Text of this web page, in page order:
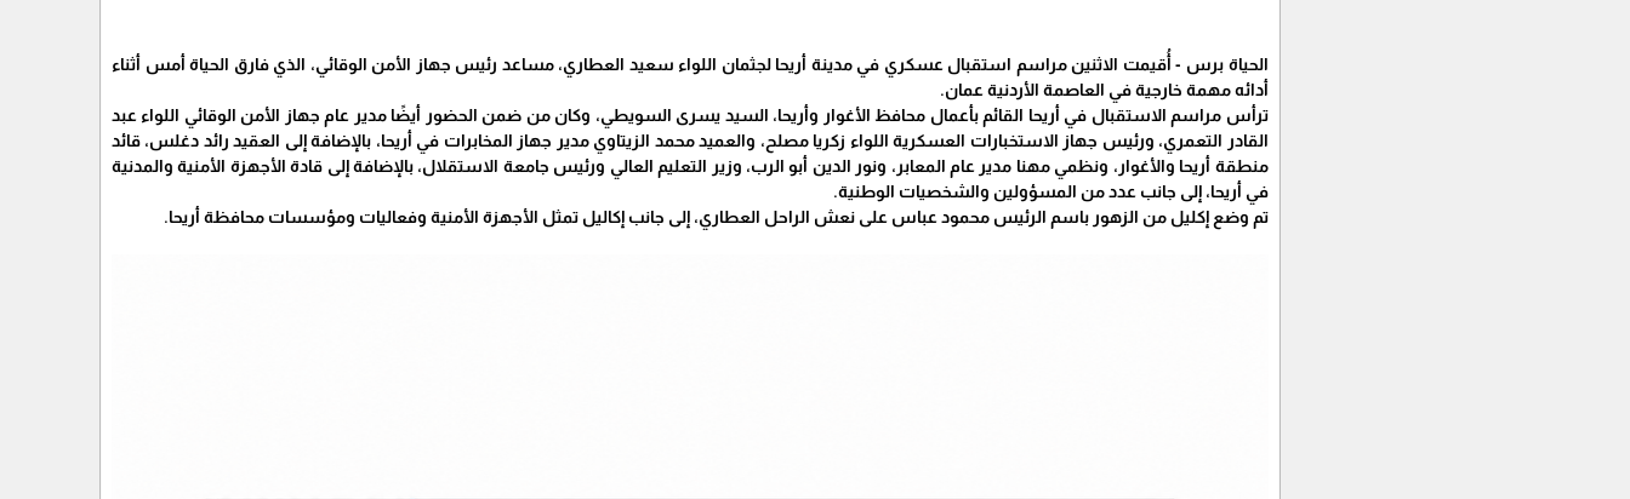
الحياة برس - أُقيمت الاثنين مراسم استقبال عسكري في مدينة أريحا لجثمان اللواء سعيد العطاري، مساعد رئيس جهاز الأمن الوقائي، الذي فارق الحياة أمس أثناء
أدائه مهمة خارجية في العاصمة الأردنية عمان.
ترأس مراسم الاستقبال في أريحا القائم بأعمال محافظ الأغوار وأريحا، السيد يسرى السويطي، وكان من ضمن الحضور أيضًا مدير عام جهاز الأمن الوقائي اللواء عبد
القادر التعمري، ورئيس جهاز الاستخبارات العسكرية اللواء زكريا مصلح، والعميد محمد الزيتاوي مدير جهاز المخابرات في أريحا، بالإضافة إلى العقيد رائد دغلس، قائد
منطقة أريحا والأغوار، ونظمي مهنا مدير عام المعابر، ونور الدين أبو الرب، وزير التعليم العالي ورئيس جامعة الاستقلال، بالإضافة إلى قادة الأجهزة الأمنية والمدنية
في أريحا، إلى جانب عدد من المسؤولين والشخصيات الوطنية.
تم وضع إكليل من الزهور باسم الرئيس محمود عباس على نعش الراحل العطاري، إلى جانب إكاليل تمثل الأجهزة الأمنية وفعاليات ومؤسسات محافظة أريحا.